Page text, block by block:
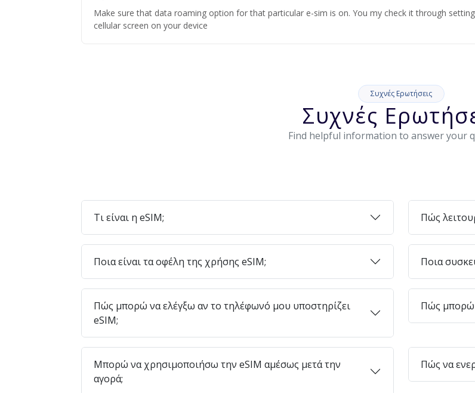
Make sure that data roaming option for that particular e-sim is on. You my check it through
cellular screen on your device
Συχνές Ερωτήσεις
Συχνές
Find helpful information to answer your
Τι είναι η eSIM; Πώς
Ποια είναι τα οφέλη της χρήσης eSIM; Ποια
Πώς μπορώ να ελέγξω αν το τηλέφωνό μου υποστηρίζει
eSIM;
Πώς μπορώ
Μπορώ να χρησιμοποιήσω την eSIM αμέσως μετά την
αγορά;
Πώς να